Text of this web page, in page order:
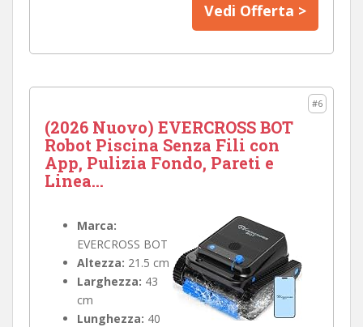
Vedi Offerta >
#6
(2026 Nuovo) EVERCROSS BOT
Robot Piscina Senza Fili con
App, Pulizia Fondo, Pareti e
Linea...
Marca:
EVERCROSS BOT
Altezza: 21.5 cm
Larghezza: 43
cm
Lunghezza: 40